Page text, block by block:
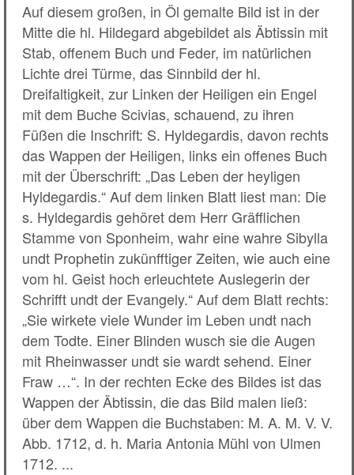
Auf diesem großen, in Öl gemalte Bild ist in der
Mitte die hl. Hildegard abgebildet als Äbtissin mit
Stab, offenem Buch und Feder, im natürlichen
Lichte drei Türme, das Sinnbild der hl.
Dreifaltigkeit, zur Linken der Heiligen ein Engel
mit dem Buche Scivias, schauend, zu ihren
Füßen die Inschrift: S. Hyldegardis, davon rechts
das Wappen der Heiligen, links ein offenes Buch
mit der Überschrift: „Das Leben der heyligen
Hyldegardis.“ Auf dem linken Blatt liest man: Die
s. Hyldegardis gehöret dem Herr Gräfflichen
Stamme von Sponheim, wahr eine wahre Sibylla
undt Prophetin zukünfftiger Zeiten, wie auch eine
vom hl. Geist hoch erleuchtete Auslegerin der
Schrifft undt der Evangely.“ Auf dem Blatt rechts:
„Sie wirkete viele Wunder im Leben undt nach
dem Todte. Einer Blinden wusch sie die Augen
mit Rheinwasser undt sie wardt sehend. Einer
Fraw …“. In der rechten Ecke des Bildes ist das
Wappen der Äbtissin, die das Bild malen ließ:
über dem Wappen die Buchstaben: M. A. M. V. V.
Abb. 1712, d. h. Maria Antonia Mühl von Ulmen
1712. ...